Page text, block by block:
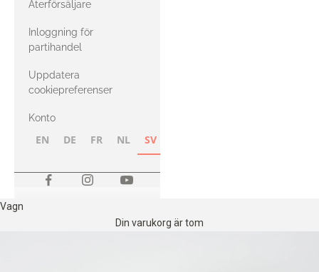
med Heavy
Merino
Återförsäljare
Inloggning för
partihandel
Uppdatera
cookiepreferenser
Konto
EN DE FR NL SV
Vagn
Din varukorg är tom